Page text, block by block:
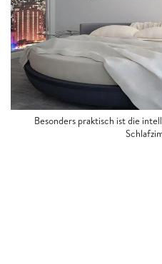
Besonders praktisch ist die